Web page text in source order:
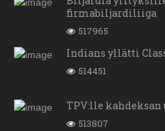
firmabiljardiliiga
517965
Indians yllätti
514451
TPV:lle kahdeksan
513807